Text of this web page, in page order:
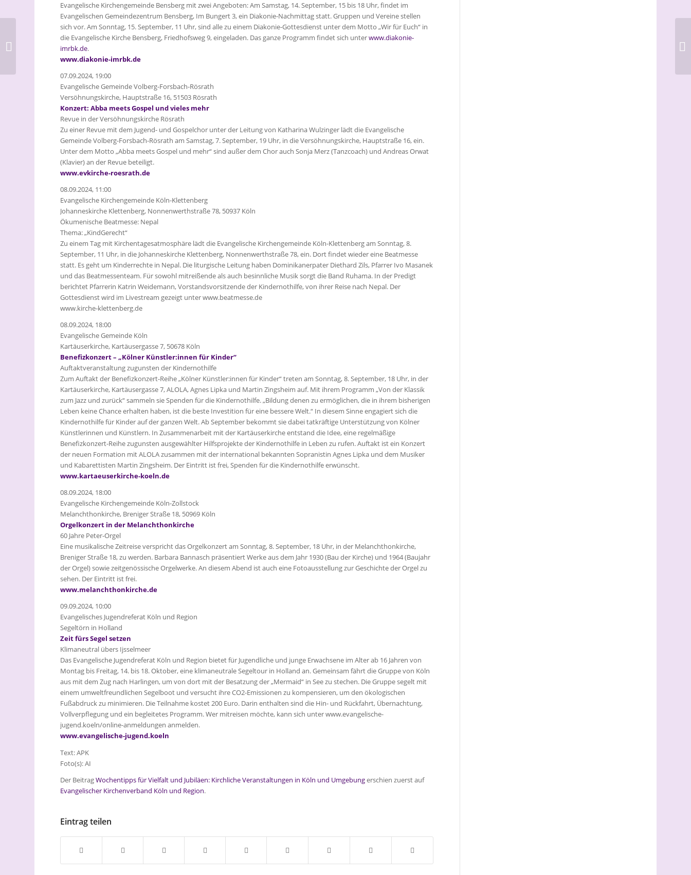
Evangelische Kirchengemeinde Bensberg mit zwei Angeboten: Am Samstag, 14. September, 15 bis 18 Uhr, findet im
Evangelischen Gemeindezentrum Bensberg, Im Bungert 3, ein Diakonie-Nachmittag statt. Gruppen und Vereine stellen
sich vor. Am Sonntag, 15. September, 11 Uhr, sind alle zu einem Diakonie-Gottesdienst unter dem Motto „Wir für Euch“ in
die Evangelische Kirche Bensberg, Friedhofsweg 9, eingeladen. Das ganze Programm findet sich unterwww.diakonie-
imrbk.de.
www.diakonie-imrbk.de
07.09.2024, 19:00
Evangelische Gemeinde Volberg-Forsbach-Rösrath
Versöhnungskirche, Hauptstraße 16, 51503 Rösrath
Konzert: Abba meets Gospel und vieles mehr
Revue in der Versöhnungskirche Rösrath
Zu einer Revue mit dem Jugend- und Gospelchor unter der Leitung von Katharina Wulzinger lädt die Evangelische
Gemeinde Volberg-Forsbach-Rösrath am Samstag, 7. September, 19 Uhr, in die Versöhnungskirche, Hauptstraße 16, ein.
Unter dem Motto „Abba meets Gospel und mehr“ sind außer dem Chor auch Sonja Merz (Tanzcoach) und Andreas Orwat
(Klavier) an der Revue beteiligt.
www.evkirche-roesrath.de
08.09.2024, 11:00
Evangelische Kirchengemeinde Köln-Klettenberg
Johanneskirche Klettenberg, Nonnenwerthstraße 78, 50937 Köln
Ökumenische Beatmesse: Nepal
Thema: „KindGerecht“
Zu einem Tag mit Kirchentagesatmosphäre lädt die Evangelische Kirchengemeinde Köln-Klettenberg am Sonntag, 8.
September, 11 Uhr, in die Johanneskirche Klettenberg, Nonnenwerthstraße 78, ein. Dort findet wieder eine Beatmesse
statt. Es geht um Kinderrechte in Nepal. Die liturgische Leitung haben Dominikanerpater Diethard Zils, Pfarrer Ivo Masanek
und das Beatmessenteam. Für sowohl mitreißende als auch besinnliche Musik sorgt die Band Ruhama. In der Predigt
berichtet Pfarrerin Katrin Weidemann, Vorstandsvorsitzende der Kindernothilfe, von ihrer Reise nach Nepal. Der
Gottesdienst wird im Livestream gezeigt unter www.beatmesse.de
www.kirche-klettenberg.de
08.09.2024, 18:00
Evangelische Gemeinde Köln
Kartäuserkirche, Kartäusergasse 7, 50678 Köln
Benefizkonzert – „Kölner Künstler:innen für Kinder“
Auftaktveranstaltung zugunsten der Kindernothilfe
Zum Auftakt der Benefizkonzert-Reihe „Kölner Künstler:innen für Kinder“ treten am Sonntag, 8. September, 18 Uhr, in der
Kartäuserkirche, Kartäusergasse 7, ALOLA, Agnes Lipka und Martin Zingsheim auf. Mit ihrem Programm „Von der Klassik
zum Jazz und zurück“ sammeln sie Spenden für die Kindernothilfe. „Bildung denen zu ermöglichen, die in ihrem bisherigen
Leben keine Chance erhalten haben, ist die beste Investition für eine bessere Welt.“ In diesem Sinne engagiert sich die
Kindernothilfe für Kinder auf der ganzen Welt. Ab September bekommt sie dabei tatkräftige Unterstützung von Kölner
Künstlerinnen und Künstlern. In Zusammenarbeit mit der Kartäuserkirche entstand die Idee, eine regelmäßige
Benefizkonzert-Reihe zugunsten ausgewählter Hilfsprojekte der Kindernothilfe in Leben zu rufen. Auftakt ist ein Konzert
der neuen Formation mit ALOLA zusammen mit der international bekannten Sopranistin Agnes Lipka und dem Musiker
und Kabarettisten Martin Zingsheim. Der Eintritt ist frei, Spenden für die Kindernothilfe erwünscht.
www.kartaeuserkirche-koeln.de
08.09.2024, 18:00
Evangelische Kirchengemeinde Köln-Zollstock
Melanchthonkirche, Breniger Straße 18, 50969 Köln
Orgelkonzert in der Melanchthonkirche
60 Jahre Peter-Orgel
Eine musikalische Zeitreise verspricht das Orgelkonzert am Sonntag, 8. September, 18 Uhr, in der Melanchthonkirche,
Breniger Straße 18, zu werden. Barbara Bannasch präsentiert Werke aus dem Jahr 1930 (Bau der Kirche) und 1964 (Baujahr
der Orgel) sowie zeitgenössische Orgelwerke. An diesem Abend ist auch eine Fotoausstellung zur Geschichte der Orgel zu
sehen. Der Eintritt ist frei.
www.melanchthonkirche.de
09.09.2024, 10:00
Evangelisches Jugendreferat Köln und Region
Segeltörn in Holland
Zeit fürs Segel setzen
Klimaneutral übers Ijsselmeer
Das Evangelische Jugendreferat Köln und Region bietet für Jugendliche und junge Erwachsene im Alter ab 16 Jahren von
Montag bis Freitag, 14. bis 18. Oktober, eine klimaneutrale Segeltour in Holland an. Gemeinsam fährt die Gruppe von Köln
aus mit dem Zug nach Harlingen, um von dort mit der Besatzung der „Mermaid“ in See zu stechen. Die Gruppe segelt mit
einem umweltfreundlichen Segelboot und versucht ihre CO2-Emissionen zu kompensieren, um den ökologischen
Fußabdruck zu minimieren. Die Teilnahme kostet 200 Euro. Darin enthalten sind die Hin- und Rückfahrt, Übernachtung,
Vollverpflegung und ein begleitetes Programm. Wer mitreisen möchte, kann sich unter www.evangelische-
jugend.koeln/online-anmeldungen anmelden.
www.evangelische-jugend.koeln
Text: APK
Foto(s): AI
Der BeitragWochentipps für Vielfalt und Jubiläen: Kirchliche Veranstaltungen in Köln und Umgebungerschien zuerst auf
Evangelischer Kirchenverband Köln und Region.
Eintrag teilen
Iona-Andacht in der
Kartäuserkirche:
Einsatz für Frieden und
Gerechtigkeit...